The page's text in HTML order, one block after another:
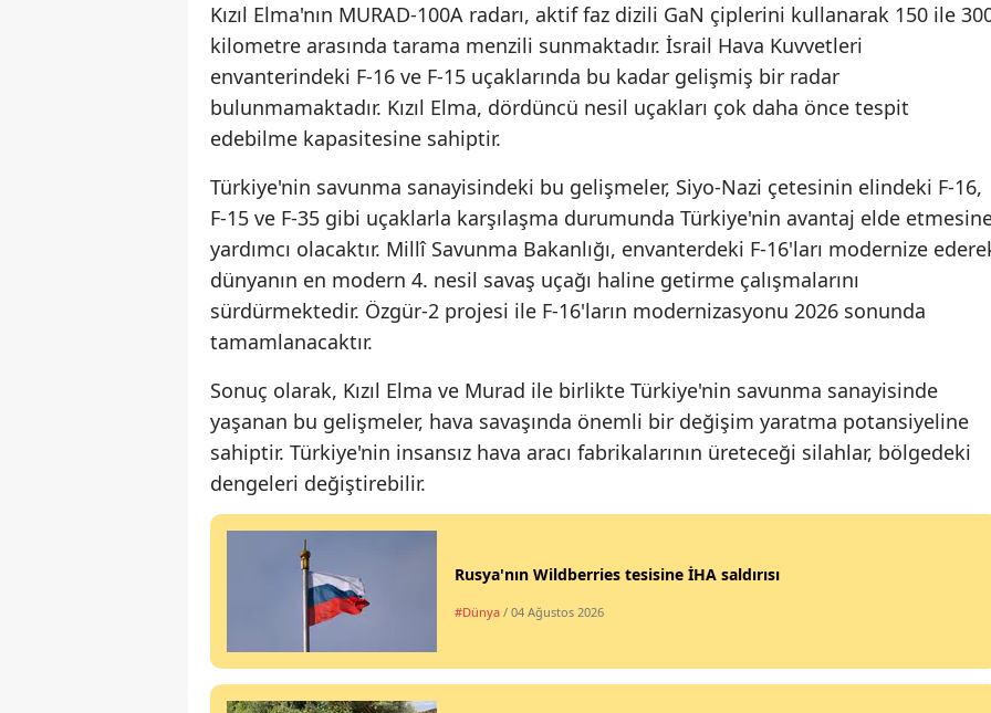
Tunceli
Şanlıurfa
Uşak
Yozgat
Zonguldak
Aksaray
Karaman
Kırıkkale
Bartın
Kızıl Elma'nın MURAD-100A radarı, aktif faz dizili GaN çiplerini kullanarak 150 ile
kilometre arasında tarama menzili sunmaktadır. İsrail Hava Kuvvetleri
envanterindeki F-16 ve F-15 uçaklarında bu kadar gelişmiş bir radar
bulunmamaktadır. Kızıl Elma, dördüncü nesil uçakları çok daha önce tespit
edebilme kapasitesine sahiptir.
Türkiye'nin savunma sanayisindeki bu gelişmeler, Siyo-Nazi çetesinin elindeki F-16,
F-15 ve F-35 gibi uçaklarla karşılaşma durumunda Türkiye'nin avantaj elde
yardımcı olacaktır. Millî Savunma Bakanlığı, envanterdeki F-16'ları modernize
dünyanın en modern 4. nesil savaş uçağı haline getirme çalışmalarını
sürdürmektedir. Özgür-2 projesi ile F-16'ların modernizasyonu 2026 sonunda
tamamlanacaktır.
Sonuç olarak, Kızıl Elma ve Murad ile birlikte Türkiye'nin savunma sanayisinde
yaşanan bu gelişmeler, hava savaşında önemli bir değişim yaratma potansiyeline
sahiptir. Türkiye'nin insansız hava aracı fabrikalarının üreteceği silahlar, bölgedeki
dengeleri değiştirebilir.
Rusya'nın Wildberries tesisine İHA saldırısı
#Dünya / 04 Ağustos 2026